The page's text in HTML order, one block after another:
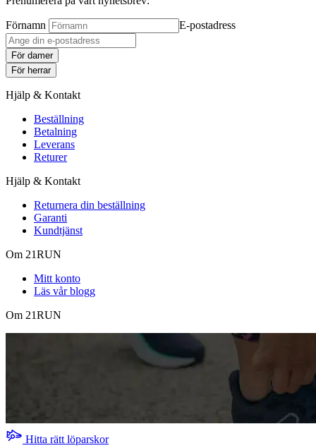
Förnamn E-postadress
För damer
För herrar
Hjälp & Kontakt
Beställning
Betalning
Leverans
Returer
Hjälp & Kontakt
Returnera din beställning
Garanti
Kundtjänst
Om 21RUN
Mitt konto
Läs vår blogg
Om 21RUN
Hitta rätt löparskor